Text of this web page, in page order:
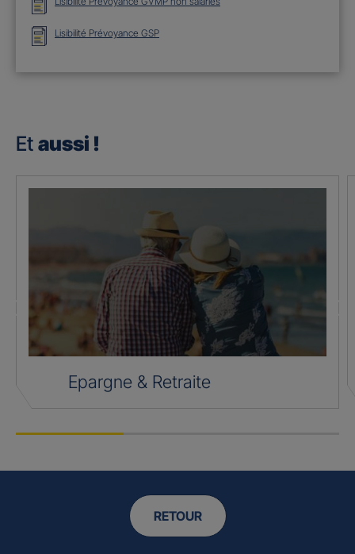
Lisibilité Prévoyance GSP
Et aussi !
Epargne & Retraite
RETOUR